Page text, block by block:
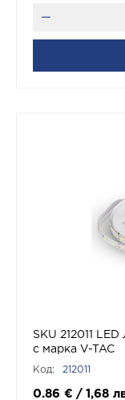
SKU 212011
с марка V-TAC
Код: 212011
0.86 € / 1,68